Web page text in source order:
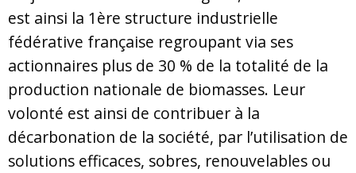
est ainsi la 1ère structure industrielle
fédérative française regroupant via ses
actionnaires plus de 30 % de la totalité de la
production nationale de biomasses. Leur
volonté est ainsi de contribuer à la
décarbonation de la société, par l’utilisation de
solutions efficaces, sobres, renouvelables ou